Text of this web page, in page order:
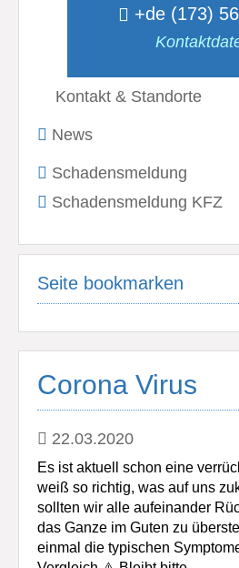
+de (173)
Kontakt & Standorte
News
Schadensmeldung
Schadensmeldung KFZ
Seite bookmarken
Corona Virus
22.03.2020
Es ist aktuell schon eine
weiß so richtig, was auf uns
sollten wir alle aufeinander
das Ganze im Guten zu
einmal die typischen